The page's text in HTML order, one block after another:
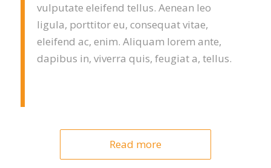
vulputate eleifend tellus. Aenean leo
ligula, porttitor eu, consequat vitae,
eleifend ac, enim. Aliquam lorem ante,
dapibus in, viverra quis, feugiat a, tellus.
Read more